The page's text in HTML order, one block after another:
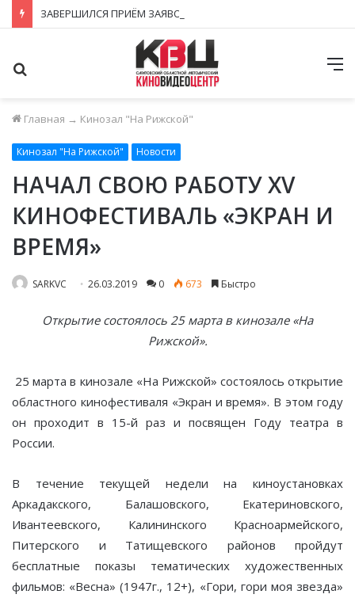
Главная → Кинозал "На Рижской"
Кинозал "На Рижской" Новости
НАЧАЛ СВОЮ РАБОТУ XV
КИНОФЕСТИВАЛЬ «ЭКРАН И
ВРЕМЯ»
SARKVC 26.03.2019 0 673 Быстро
Открытие состоялось 25 марта в кинозале «На
Рижской».
25 марта в кинозале «На Рижской» состоялось открытие
областного кинофестиваля «Экран и время». В этом году
он проходит в 15-й раз и посвящен Году театра в
России.
В течение текущей недели на киноустановках
Аркадакского, Балашовского, Екатериновского,
Ивантеевского, Калининского Красноармейского,
Питерского и Татищевского районов пройдут
бесплатные показы тематических художественных
фильмов: «Весна» (1947г., 12+), «Гори, гори моя звезда»